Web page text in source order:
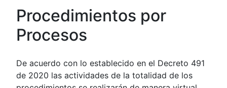
Procedimientos por
Procesos
De acuerdo con lo establecido en el Decreto 491
de 2020 las actividades de la totalidad de los